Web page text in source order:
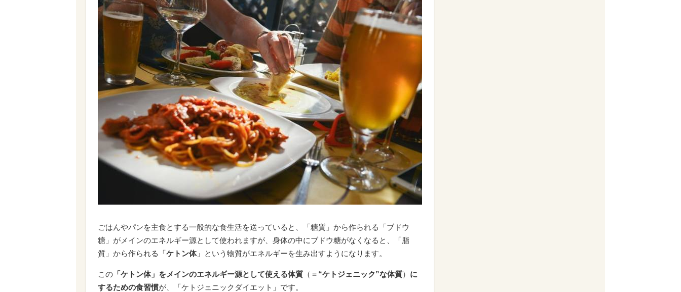
ごはんやパンを主食とする一般的な食生活を送っていると、「糖質」から作られる「ブドウ
糖」がメインのエネルギー源として使われますが、身体の中にブドウ糖がなくなると、「脂
質」から作られる「ケトン体」という物質がエネルギーを生み出すようになります。
この 「ケトン体」をメインのエネルギー源として使える体質 （＝ “ケトジェニック”な体質） に
するための食習慣が、「ケトジェニックダイエット」です。